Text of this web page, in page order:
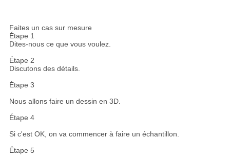
Faites un cas sur mesure
Étape 1
Dites-nous ce que vous voulez.
Étape 2
Discutons des détails.
Étape 3
Nous allons faire un dessin en 3D.
Étape 4
Si c'est OK, on va commencer à faire un échantillon.
Étape 5